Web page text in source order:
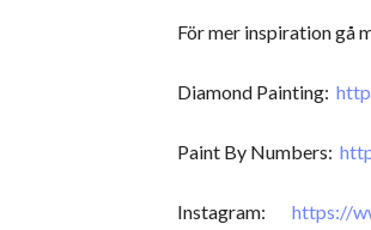
För mer inspiration gå
Diamond Painting:
Paint By Numbers:
Instagram: https://